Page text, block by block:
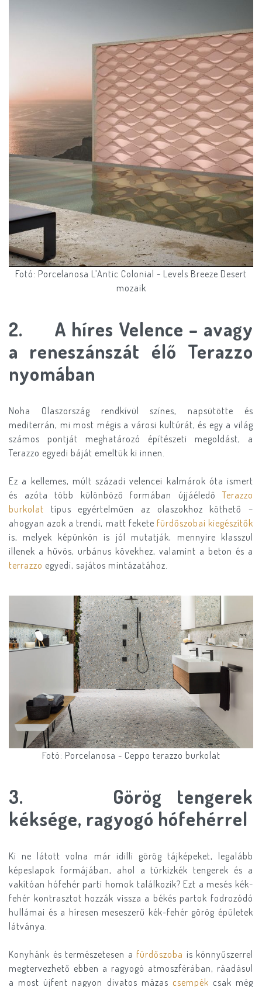
Fotó: Porcelanosa L’Antic Colonial - Levels Breeze Desert
mozaik
2. A híres Velence – avagy
a reneszánszát élő Terazzo
nyomában
Noha Olaszország rendkívül színes, napsütötte és
mediterrán, mi most mégis a városi kultúrát, és egy a világ
számos pontját meghatározó építészeti megoldást, a
Terazzo egyedi báját emeltük ki innen.
Ez a kellemes, múlt századi velencei kalmárok óta ismert
és azóta több különböző formában újjáéledőTerazzo
burkolat típus egyértelműen az olaszokhoz köthető –
ahogyan azok a trendi, matt fekete fürdőszobai kiegészítők
is, melyek képünkön is jól mutatják, mennyire klasszul
illenek a hűvös, urbánus kövekhez, valamint a beton és a
terrazzo egyedi, sajátos mintázatához.
Fotó: Porcelanosa - Ceppo terazzo burkolat
3. Görög tengerek
kéksége, ragyogó hófehérrel
Ki ne látott volna már idilli görög tájképeket, legalább
képeslapok formájában, ahol a türkizkék tengerek és a
vakítóan hófehér parti homok találkozik? Ezt a mesés kék-
fehér kontrasztot hozzák vissza a békés partok fodrozódó
hullámai és a híresen meseszerű kék-fehér görög épületek
látványa.
Konyhánk és természetesen a fürdőszoba is könnyűszerrel
megtervezhető ebben a ragyogó atmoszférában, ráadásul
a most újfent nagyon divatos mázas csempék csak még